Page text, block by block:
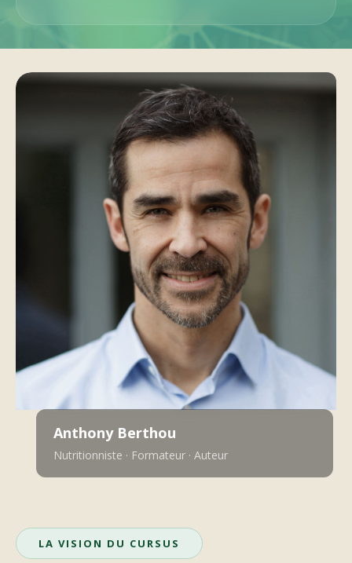
Anthony Berthou
Nutritionniste · Formateur · Auteur
LA VISION DU CURSUS